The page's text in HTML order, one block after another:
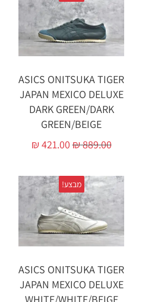
ASICS ONITSUKA TIGER
JAPAN MEXICO DELUXE
DARK GREEN/DARK
GREEN/BEIGE
₪889.00
₪421.00
מבצע!
ASICS ONITSUKA TIGER
JAPAN MEXICO DELUXE